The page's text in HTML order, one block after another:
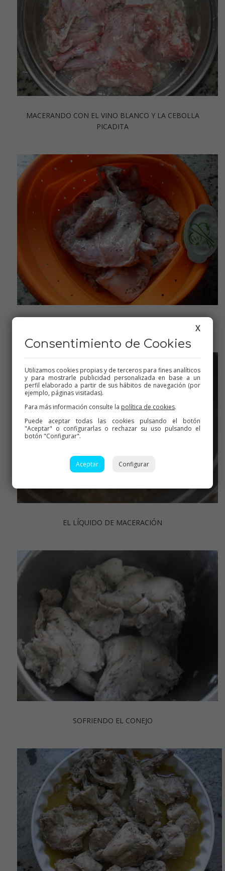
MACERANDO CON EL VINO BLANCO Y LA CEBOLLA
PICADITA
EL LÍQUIDO DE MACERACIÓN
SOFRIENDO EL CONEJO
X
Consentimiento de Cookies
Utilizamos cookies propias y de terceros para fines analíticos
y para mostrarle publicidad personalizada en base a un
perfil elaborado a partir de sus hábitos de navegación (por
ejemplo, páginas visitadas).
Para más información consulte la política de cookies.
Puede aceptar todas las cookies pulsando el botón
"Aceptar" o configurarlas o rechazar su uso pulsando el
botón "Configurar".
Aceptar Configurar